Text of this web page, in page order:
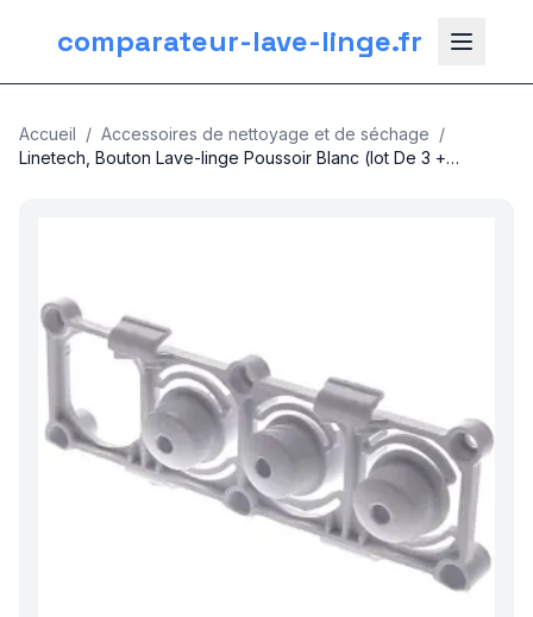
comparateur-lave-linge.fr
Accueil / Accessoires de nettoyage et de séchage /
Linetech, Bouton Lave-linge Poussoir Blanc (lot De 3 +